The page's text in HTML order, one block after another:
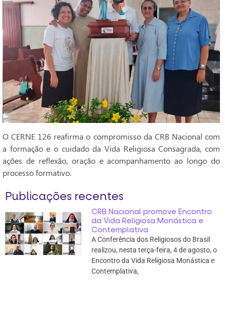
O CERNE 126 reafirma o compromisso da CRB Nacional com
a formação e o cuidado da Vida Religiosa Consagrada, com
ações de reflexão, oração e acompanhamento ao longo do
processo formativo.
Publicações recentes
CRB Nacional promove Encontro
da Vida Religiosa Monástica e
Contemplativa
A Conferência dos Religiosos do Brasil
realizou, nesta terça-feira, 4 de agosto, o
Encontro da Vida Religiosa Monástica e
Contemplativa,